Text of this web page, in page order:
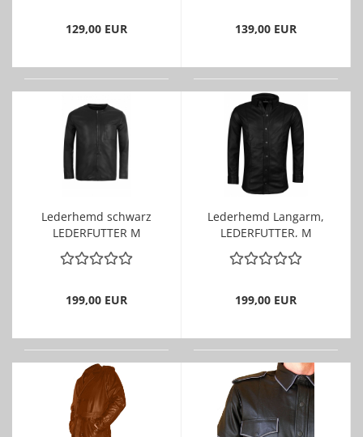
129,00 EUR 139,00 EUR
Lederhemd schwarz
LEDERFUTTER M
199,00 EUR
Lederhemd Langarm,
LEDERFUTTER, M
199,00 EUR